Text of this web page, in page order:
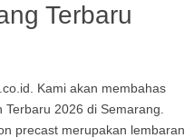
Terbaru
Kami akan membahas
2026 di Semarang.
precast merupakan lembaran